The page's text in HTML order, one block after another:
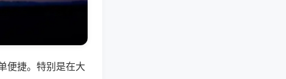
便捷。特别是在大